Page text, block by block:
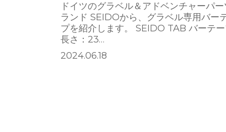
ドイツのグラベル＆アドベンチャーパ
ランド SEIDOから、グラベル専用バー
プを紹介します。 SEIDO TAB バーテ
長さ：23…
2024.06.18